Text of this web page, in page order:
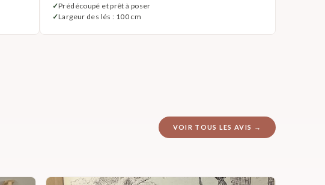
Prédécoupé et prêt à poser
Largeur des lés : 100 cm
VOIR TOUS LES AVIS →